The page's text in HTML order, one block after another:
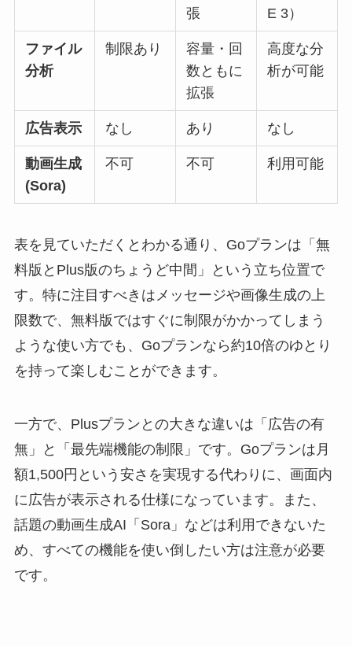
張
E 3）
ファイル
分析
制限あり
容量・回
数ともに
拡張
高度な分
析が可能
広告表示 なし あり なし
動画生成
(Sora)
不可 不可 利用可能
表を見ていただくとわかる通り、Goプランは「無
料版とPlus版のちょうど中間」という立ち位置で
す。特に注目すべきはメッセージや画像生成の上
限数で、無料版ではすぐに制限がかかってしまう
ような使い方でも、Goプランなら約10倍のゆとり
を持って楽しむことができます。
一方で、Plusプランとの大きな違いは「広告の有
無」と「最先端機能の制限」です。Goプランは月
額1,500円という安さを実現する代わりに、画面内
に広告が表示される仕様になっています。また、
話題の動画生成AI「Sora」などは利用できないた
め、すべての機能を使い倒したい方は注意が必要
です。